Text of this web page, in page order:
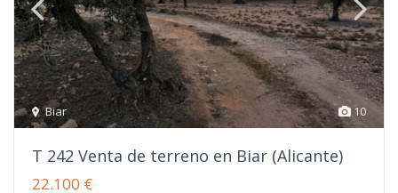
10
Biar
T 242 Venta de terreno en Biar (Alicante)
22.100 €